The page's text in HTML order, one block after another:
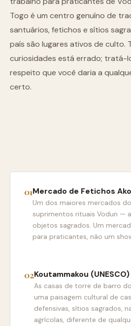
Togo é um centro genuíno de
santuários, fetichos e sítios
país são lugares ativos de culto.
curiosidades está errado; tratá-
respeito que você daria a
certo.
Mercado de Fetichos
Um dos maiores mercados
suprimentos rituais Vodun —
objetos sagrados. Um
para praticantes, não um
Koutammakou (UNESCO)
As casas de torre de barro
uma paisagem cultural de
defensivas, sítios sagrados,
agrícolas, diferente de